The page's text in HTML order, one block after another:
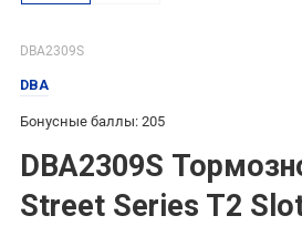
DBA2309S
DBA
Бонусные баллы: 205
DBA2309S
Street Series T2